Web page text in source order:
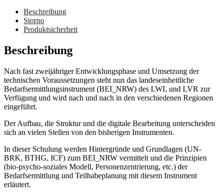
Beschreibung
Storno
Produktsicherheit
Beschreibung
Nach fast zweijähriger Entwicklungsphase und Umsetzung der
technischen Voraussetzungen steht nun das landeseinheitliche
Bedarfsermittlungsinstrument (BEI_NRW) des LWL und LVR zur
Verfügung und wird nach und nach in den verschiedenen Regionen
eingeführt.
Der Aufbau, die Struktur und die digitale Bearbeitung unterscheiden
sich an vielen Stellen von den bisherigen Instrumenten.
In dieser Schulung werden Hintergründe und Grundlagen (UN-
BRK, BTHG, ICF) zum BEI_NRW vermittelt und die Prinzipien
(bio-psycho-soziales Modell, Personenzentrierung, etc.) der
Bedarfsermittlung und Teilhabeplanung mit diesem Instrument
erläutert.